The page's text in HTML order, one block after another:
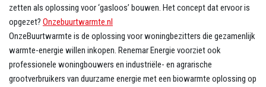
zetten als oplossing voor ‘gasloos’ bouwen. Het concept dat ervoor is
opgezet? Onzebuurtwarmte.nl
OnzeBuurtwarmte is de oplossing voor woningbezitters die gezamenlijk
warmte-energie willen inkopen. Renemar Energie voorziet ook
professionele woningbouwers en industriële- en agrarische
grootverbruikers van duurzame energie met een biowarmte oplossing op